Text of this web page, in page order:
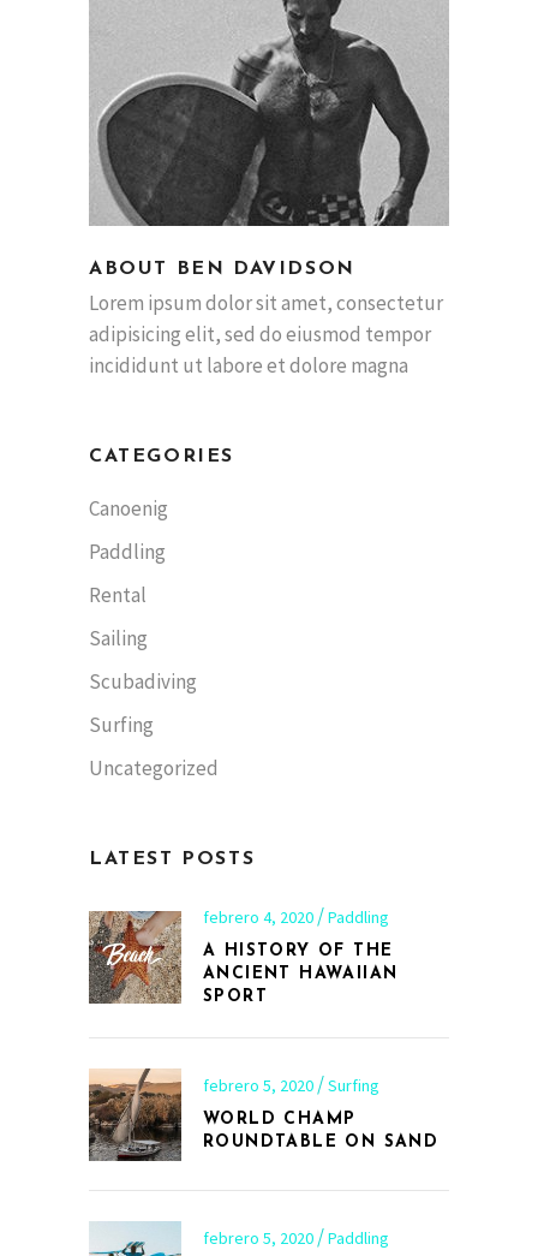
ABOUT BEN DAVIDSON
Lorem ipsum dolor sit amet, consectetur
adipisicing elit, sed do eiusmod tempor
incididunt ut labore et dolore magna
CATEGORIES
Canoenig
Paddling
Rental
Sailing
Scubadiving
Surfing
Uncategorized
LATEST POSTS
febrero 4, 2020 Paddling
A HISTORY OF THE
ANCIENT HAWAIIAN
SPORT
febrero 5, 2020 Surfing
WORLD CHAMP
ROUNDTABLE ON SAND
febrero 5, 2020 Paddling